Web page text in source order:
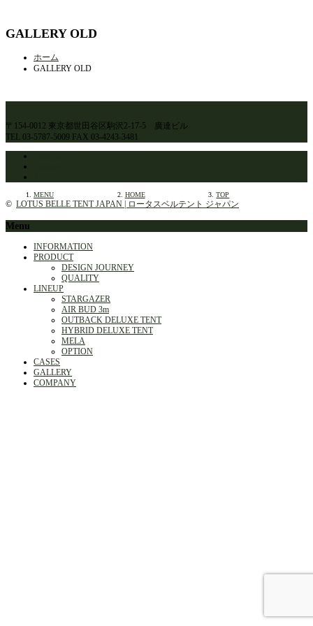
GALLERY OLD
ホーム
GALLERY OLD
〒154-0012 東京都世田谷区駒沢2-17-5 廣達ビル
TEL 03-5787-5009 FAX 03-4243-3481
MENU HOME TOP
© LOTUS BELLE TENT JAPAN | ロータスベルテント ジャパン
Menu
INFORMATION
PRODUCT
DESIGN JOURNEY
QUALITY
LINEUP
STARGAZER
AIR BUD 3m
OUTBACK DELUXE TENT
HYBRID DELUXE TENT
MELA
OPTION
CASES
GALLERY
COMPANY